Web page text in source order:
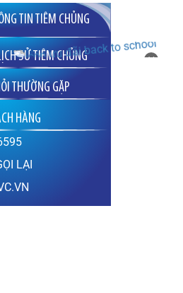
TIN TIÊM CHỦNG
SỬ TIÊM CHỦNG
THƯỜNG GẶP
khi tiêm vắc xin
lâu thì được
thai?
vắc xin bao lâu thì
Sau khi tiêm vắc
tháng (tính từ thời
em lỡ có thai thì
HÀNG
LẠI
×